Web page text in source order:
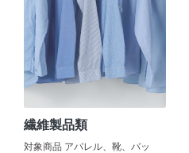
繊維製品類
対象商品 アパレル、靴、バッ